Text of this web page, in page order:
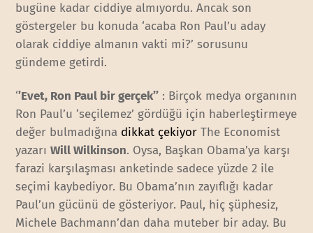
bugüne kadar ciddiye almıyordu. Ancak son
göstergeler bu konuda ‘acaba Ron Paul’u aday
olarak ciddiye almanın vakti mi?’ sorusunu
gündeme getirdi.
‘’Evet, Ron Paul bir gerçek’’ : Birçok medya organının
Ron Paul’u ‘seçilemez’ gördüğü için haberleştirmeye
değer bulmadığına dikkat çekiyorThe Economist
yazarıWill Wilkinson. Oysa, Başkan Obama’ya karşı
farazi karşılaşması anketinde sadece yüzde 2 ile
seçimi kaybediyor. Bu Obama’nın zayıflığı kadar
Paul’un gücünü de gösteriyor. Paul, hiç şüphesiz,
Michele Bachmann’dan daha muteber bir aday. Bu